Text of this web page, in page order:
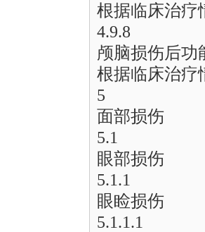
根据临床治疗
4.9.8
颅脑损伤后功
根据临床治疗
5
面部损伤
5.1
眼部损伤
5.1.1
眼睑损伤
5.1.1.1